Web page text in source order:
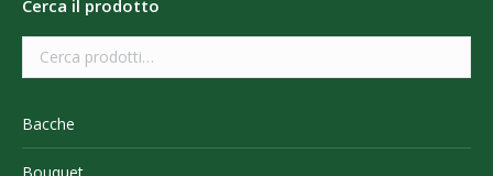
Cerca il prodotto
Bacche